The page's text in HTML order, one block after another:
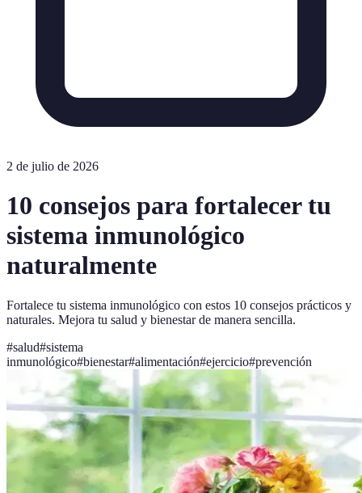
2 de julio de 2026
10 consejos para fortalecer tu
sistema inmunológico
naturalmente
Fortalece tu sistema inmunológico con estos 10 consejos prácticos y
naturales. Mejora tu salud y bienestar de manera sencilla.
#salud#sistema
inmunológico#bienestar#alimentación#ejercicio#prevención